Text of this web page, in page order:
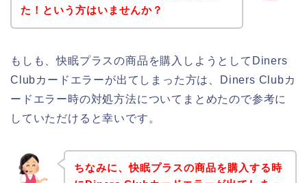
た！という方はいませんか？
もしも、快眠プラスの商品を購入しようとしてDiners
Clubカードエラーが出てしまった方は、Diners Clubカ
ードエラー時の対処方法についてまとめたので参考に
していただけると幸いです。
ちなみに、快眠プラスの商品を購入する時